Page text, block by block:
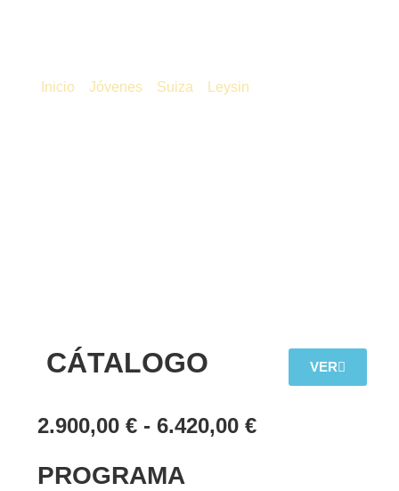
Inicio Jóvenes/ Suiza Leysin
CÁTALOGO VER
2.900,00 € - 6.420,00 €
PROGRAMA